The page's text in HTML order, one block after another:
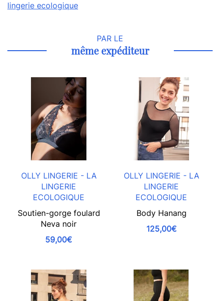
lingerie ecologique
PAR LE
même expéditeur
OLLY LINGERIE - LA
LINGERIE
ECOLOGIQUE
Soutien-gorge foulard
Neva noir
59,00€
OLLY LINGERIE - LA
LINGERIE
ECOLOGIQUE
Body Hanang
125,00€